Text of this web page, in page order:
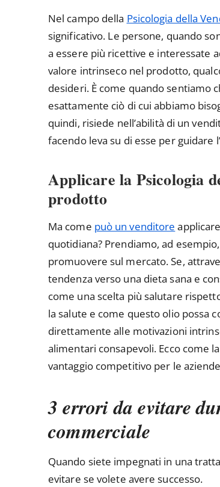
Nel campo della Psicologia della
significativo. Le persone, quando
a essere più ricettive e interessate
valore intrinseco nel prodotto,
desideri. È come quando sentiamo
esattamente ciò di cui abbiamo
quindi, risiede nell’abilità di un
facendo leva su di esse per guidare
Applicare la Psicologia
prodotto
Ma come può un venditore
quotidiana? Prendiamo, ad
promuovere sul mercato. Se,
tendenza verso una dieta sana e
come una scelta più salutare
la salute e come questo olio possa
direttamente alle motivazioni
alimentari consapevoli. Ecco come
vantaggio competitivo per le
3 errori da evitare
commerciale
Quando siete impegnati in una
evitare se volete avere successo.